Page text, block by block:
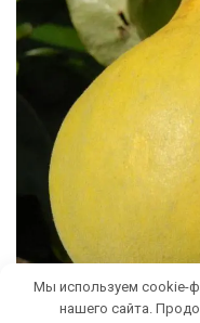
Мы используем cookie-
нашего сайта.